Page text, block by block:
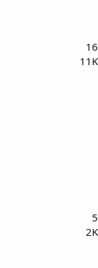
16
11K
5
2K